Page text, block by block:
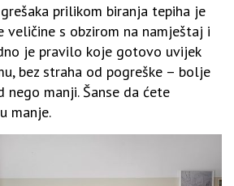
prilikom biranja tepiha je
veličine s obzirom na namještaj i
je pravilo koje gotovo uvijek
bez straha od pogreške – bolje
nego manji. Šanse da ćete
manje.